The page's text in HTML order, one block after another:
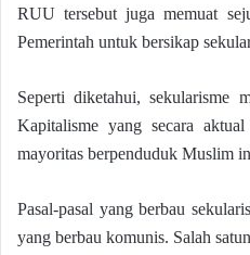
RUU tersebut juga memuat
Pemerintah untuk bersikap
Seperti diketahui, sekularisme
Kapitalisme yang secara
mayoritas berpenduduk Muslim
Pasal-pasal yang berbau
yang berbau komunis. Salah